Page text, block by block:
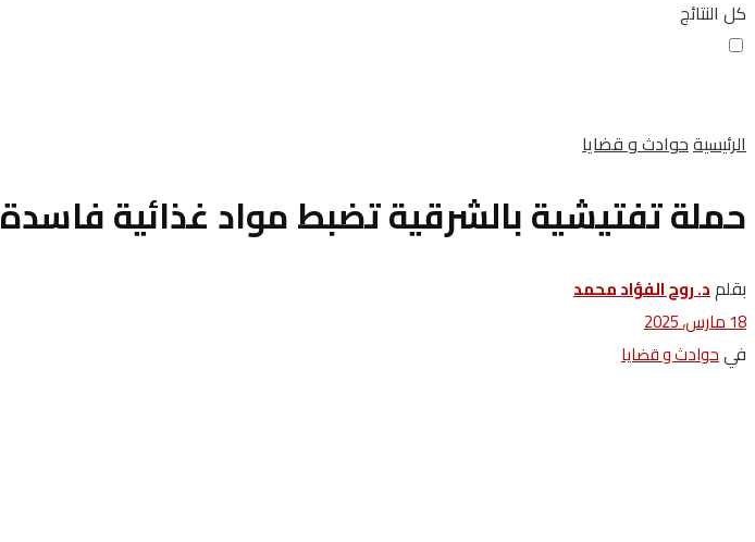
كل النتائج
الرئيسيةحوادث و قضايا
حملة تفتيشية بالشرقية تضبط مواد غذائية فاسدة
بقلمد. روح الفؤاد محمد
18 مارس، 2025
فيحوادث و قضايا